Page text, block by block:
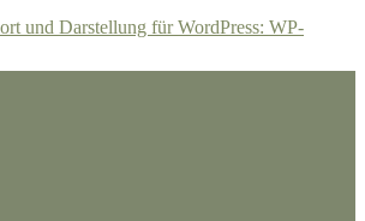
und Darstellung für WordPress: WP-